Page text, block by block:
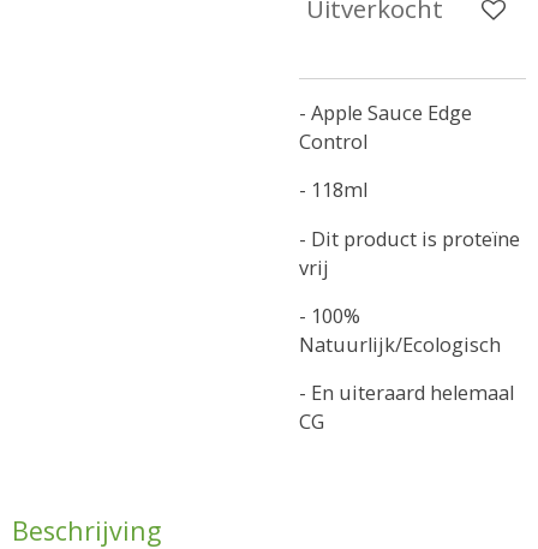
Uitverkocht
- Apple Sauce Edge
Control
- 118ml
- Dit product is proteïne
vrij
- 100%
Natuurlijk/Ecologisch
- En uiteraard helemaal
CG
Beschrijving